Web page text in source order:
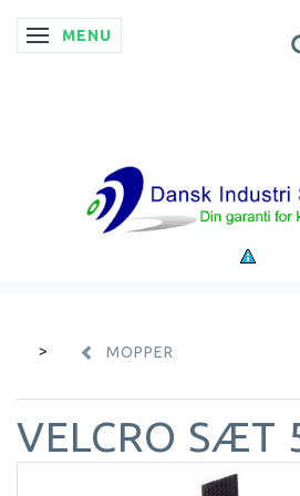
SKIFTE NAVIGATION
MENU
MOPPER
VELCRO SÆT